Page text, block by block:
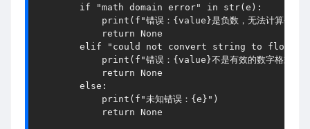
        if "math domain error" in str(e):
print(f"错误：{value}是负数，无法计算平方
            return None
elif "could not convert string to float"
            print(f"错误：{value}不是有效的数字格式")
            return None
        else:
            print(f"未知错误：{e}")
            return None